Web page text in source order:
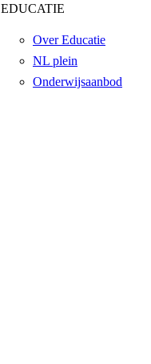
EDUCATIE
Over Educatie
NL plein
Onderwijsaanbod